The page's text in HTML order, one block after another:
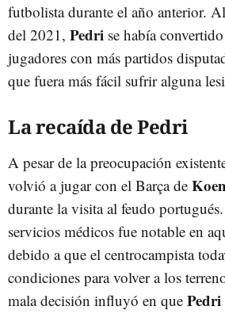
futbolista durante el año anterior.
del 2021, Pedri se había
jugadores con más partidos
que fuera más fácil sufrir alguna
La recaída de Pedri
A pesar de la preocupación
volvió a jugar con el Barça de
durante la visita al feudo
servicios médicos fue notable en
debido a que el centrocampista
condiciones para volver a los
mala decisión influyó en que Pedri